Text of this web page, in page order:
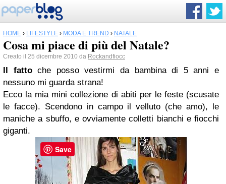
HOME › LIFESTYLE › MODA E TREND › NATALE
Cosa mi piace di più del Natale?
Creato il 25 dicembre 2010 da Rockandfiocc
Il fattoche posso vestirmi da bambina di 5 anni e
nessuno mi guarda strana!
Ecco la mia mini collezione di abiti per le feste (scusate
le facce). Scendono in campo il velluto (che amo), le
maniche a sbuffo, e ovviamente colletti bianchi e fiocchi
giganti.
Save